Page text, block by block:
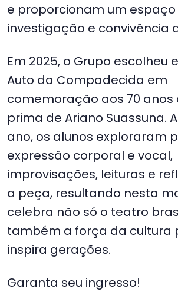
e proporcionam um
investigação e convivência
Em 2025, o Grupo escolheu
Auto da Compadecida em
comemoração aos 70
prima de Ariano Suassuna.
ano, os alunos exploraram
expressão corporal e vocal,
improvisações, leituras e
a peça, resultando nesta
celebra não só o teatro
também a força da cultura
inspira gerações.
Garanta seu ingresso!